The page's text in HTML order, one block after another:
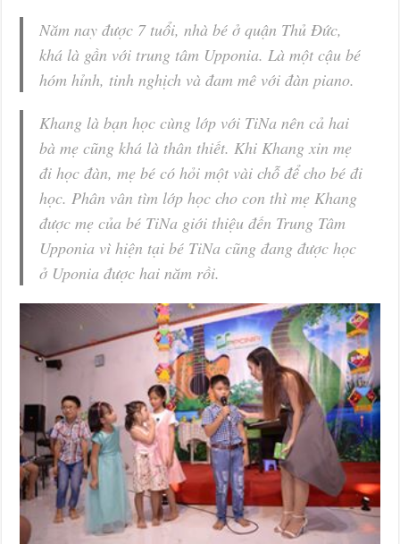
Năm nay được 7 tuổi, nhà bé ở quận Thủ Đức,
khá là gần với trung tâm Upponia. Là một cậu bé
hóm hỉnh, tinh nghịch và đam mê với đàn piano.
Khang là bạn học cùng lớp với TiNa nên cả hai
bà mẹ cũng khá là thân thiết. Khi Khang xin mẹ
đi học đàn, mẹ bé có hỏi một vài chỗ để cho bé đi
học. Phân vân tìm lớp học cho con thì mẹ Khang
được mẹ của bé TiNa giới thiệu đến Trung Tâm
Upponia vì hiện tại bé TiNa cũng đang được học
ở Uponia được hai năm rồi.